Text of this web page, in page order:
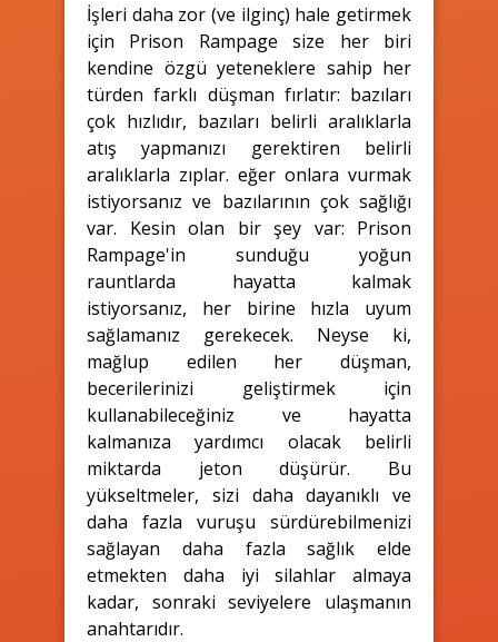
İşleri daha zor (ve ilginç) hale getirmek
için Prison Rampage size her biri
kendine özgü yeteneklere sahip her
türden farklı düşman fırlatır: bazıları
çok hızlıdır, bazıları belirli aralıklarla
atış yapmanızı gerektiren belirli
aralıklarla zıplar. eğer onlara vurmak
istiyorsanız ve bazılarının çok sağlığı
var. Kesin olan bir şey var: Prison
Rampage'in sunduğu yoğun
rauntlarda hayatta kalmak
istiyorsanız, her birine hızla uyum
sağlamanız gerekecek. Neyse ki,
mağlup edilen her düşman,
becerilerinizi geliştirmek için
kullanabileceğiniz ve hayatta
kalmanıza yardımcı olacak belirli
miktarda jeton düşürür. Bu
yükseltmeler, sizi daha dayanıklı ve
daha fazla vuruşu sürdürebilmenizi
sağlayan daha fazla sağlık elde
etmekten daha iyi silahlar almaya
kadar, sonraki seviyelere ulaşmanın
anahtarıdır.